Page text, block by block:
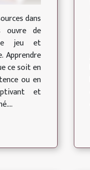
dans
ouvre de
de jeu et
Apprendre
ce soit en
ou en
et